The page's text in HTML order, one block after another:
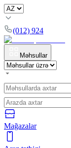
(012) 924
Məhsullar
Mağazalar